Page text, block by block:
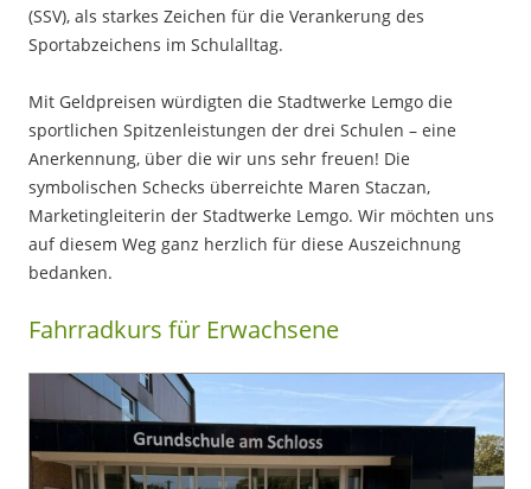
(SSV), als starkes Zeichen für die Verankerung des
Sportabzeichens im Schulalltag.
Mit Geldpreisen würdigten die Stadtwerke Lemgo die
sportlichen Spitzenleistungen der drei Schulen – eine
Anerkennung, über die wir uns sehr freuen! Die
symbolischen Schecks überreichte Maren Staczan,
Marketingleiterin der Stadtwerke Lemgo. Wir möchten uns
auf diesem Weg ganz herzlich für diese Auszeichnung
bedanken.
Fahrradkurs für Erwachsene